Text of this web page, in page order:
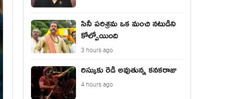
సినీ పరిశ్రమ ఒక మంచి నటుడిని
కోల్పోయింది
3 hours ago
రిస్కుకు రెడీ అవుతున్న కనకరాజు
4 hours ago